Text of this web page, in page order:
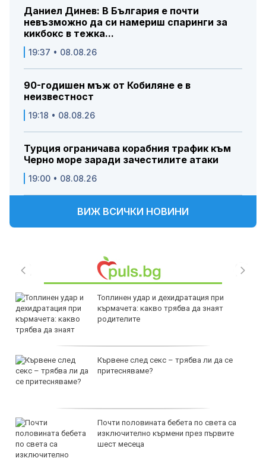
Даниел Динев: В България е почти
невъзможно да си намериш спаринги за
кикбокс в тежка...
19:37 • 08.08.26
90-годишен мъж от Кобиляне е в
неизвестност
19:18 • 08.08.26
Турция ограничава корабния трафик към
Черно море заради зачестилите атаки
19:00 • 08.08.26
ВИЖ ВСИЧКИ НОВИНИ
Топлинен удар и дехидратация при
кърмачета: какво трябва да знаят
родителите
Кървене след секс – трябва ли да се
притесняваме?
Почти половината бебета по света са
изключително кърмени през първите
шест месеца